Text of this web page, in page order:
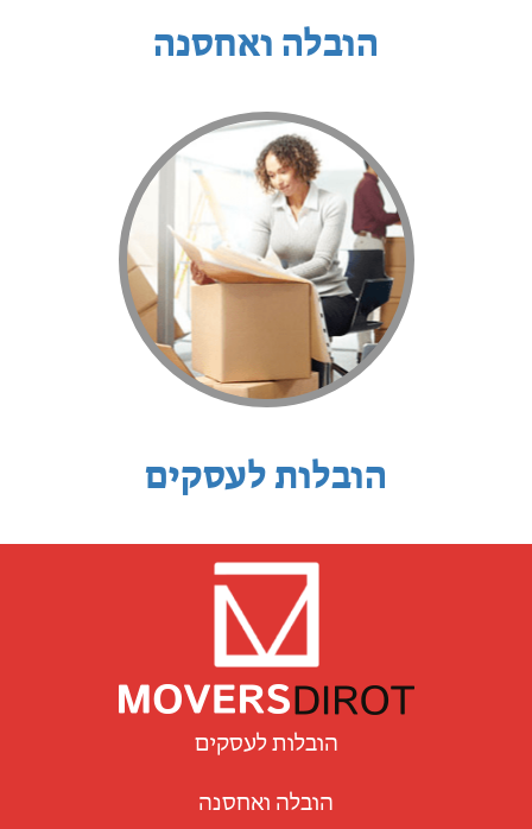
הובלה ואחסנה
הובלות לעסקים
הובלות לעסקים
הובלה ואחסנה